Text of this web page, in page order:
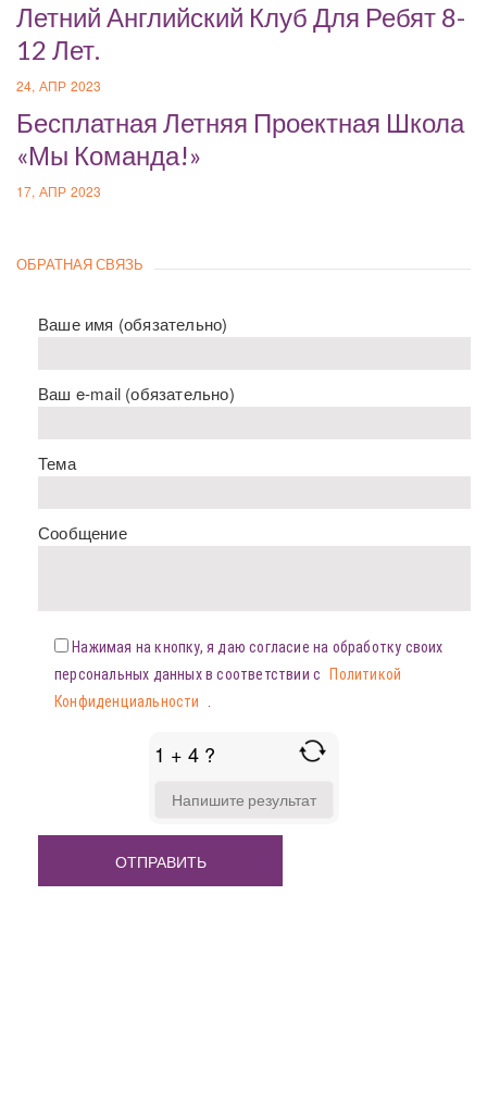
Летний Английский Клуб Для Ребят 8-
12 Лет.
24, АПР 2023
Бесплатная Летняя Проектная Школа
«Мы Команда!»
17, АПР 2023
ОБРАТНАЯ СВЯЗЬ
Ваше имя (обязательно)
Ваш e-mail (обязательно)
Тема
Сообщение
Нажимая на кнопку, я даю согласие на обработку своих
персональных данных в соответствии с
Политикой
Конфиденциальности
1 + 4 ?
FOR
+